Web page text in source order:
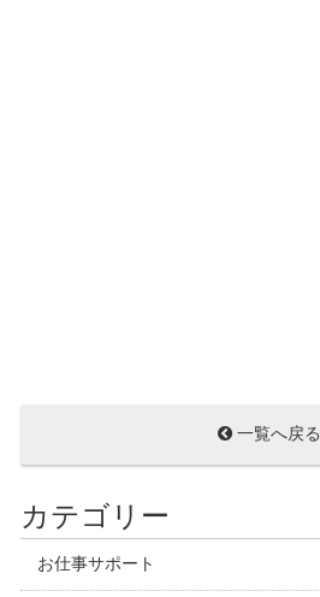
一覧へ戻る
カテゴリー
お仕事サポート